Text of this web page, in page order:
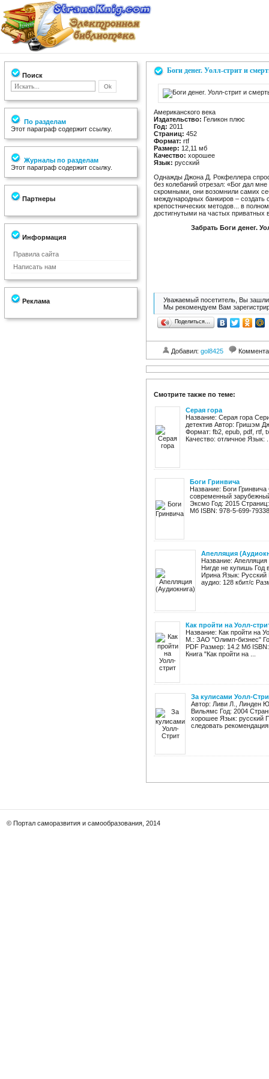
Поиск
По разделам
Этот параграф содержит ссылку.
Журналы по разделам
Этот параграф содержит ссылку.
Партнеры
Информация
Правила сайта
Написать нам
Реклама
Боги денег. Уолл-стрит и
Американского века
Издательство: Геликон плюс
Год: 2011
Страниц: 452
Формат: rtf
Размер: 12,11 мб
Качество: хорошее
Язык: русский
Однажды Джона Д. Рокфеллера
без колебаний отрезал: «Бог дал
скромными, они возомнили самих
международных банкиров – создать
крепостнических методов... в
достигнутыми на частых приватных
Забрать Боги денег.
Уважаемый посетитель, Вы зашли
Мы рекомендуем Вам
Поделиться…
Добавил: gol8425
Смотрите также по теме:
Серая гора
Название: Серая гора
детектив Автор: Гришэм
Формат: fb2, epub, pdf, rtf,
Качество: отличное Язык:
Боги Гринвича
Название: Боги
современный
Эксмо Год: 2015
Мб ISBN: 978-5-699-
Апелляция
Название:
Нигде не купишь Год
Ирина Язык: Русский
аудио: 128 кбит/c
Как пройти на Уолл-
Название: Как пройти на
М.: ЗАО "Олимп-бизнес"
PDF Размер: 14.2 Мб
Книга "Как пройти на ...
За кулисами Уолл-
Автор: Ливи Л., Линден
Вильямс Год: 2004
хорошее Язык: русский
следовать
© Портал саморазвития и самообразования, 2014